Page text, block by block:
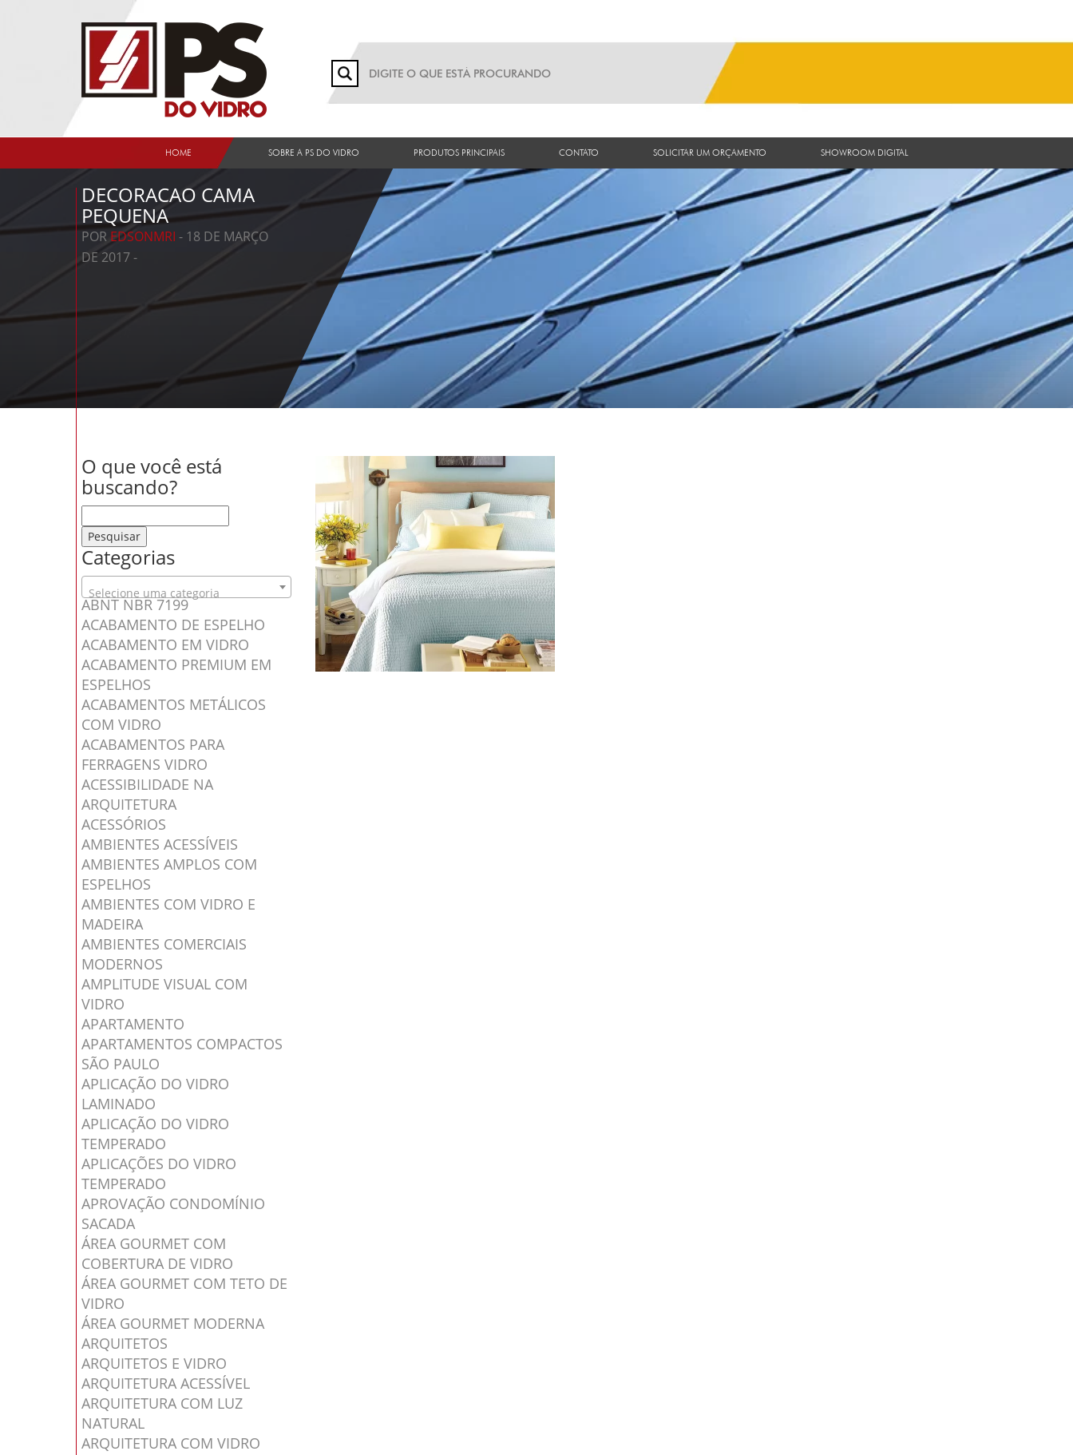
HOME SOBRE A PS DO VIDRO PRODUTOS PRINCIPAIS CONTATO SOLICITAR UM ORÇAMENTO SHOWROOM DIGITAL
DECORACAO CAMA
PEQUENA
POR EDSONMRI - 18 DE MARÇO
DE 2017 -
O que você está
buscando?
Categorias
Selecione uma categoria
ABNT NBR 7199
ACABAMENTO DE ESPELHO
ACABAMENTO EM VIDRO
ACABAMENTO PREMIUM EM
ESPELHOS
ACABAMENTOS METÁLICOS
COM VIDRO
ACABAMENTOS PARA
FERRAGENS VIDRO
ACESSIBILIDADE NA
ARQUITETURA
ACESSÓRIOS
AMBIENTES ACESSÍVEIS
AMBIENTES AMPLOS COM
ESPELHOS
AMBIENTES COM VIDRO E
MADEIRA
AMBIENTES COMERCIAIS
MODERNOS
AMPLITUDE VISUAL COM
VIDRO
APARTAMENTO
APARTAMENTOS COMPACTOS
SÃO PAULO
APLICAÇÃO DO VIDRO
LAMINADO
APLICAÇÃO DO VIDRO
TEMPERADO
APLICAÇÕES DO VIDRO
TEMPERADO
APROVAÇÃO CONDOMÍNIO
SACADA
ÁREA GOURMET COM
COBERTURA DE VIDRO
ÁREA GOURMET COM TETO DE
VIDRO
ÁREA GOURMET MODERNA
ARQUITETOS
ARQUITETOS E VIDRO
ARQUITETURA ACESSÍVEL
ARQUITETURA COM LUZ
NATURAL
ARQUITETURA COM VIDRO